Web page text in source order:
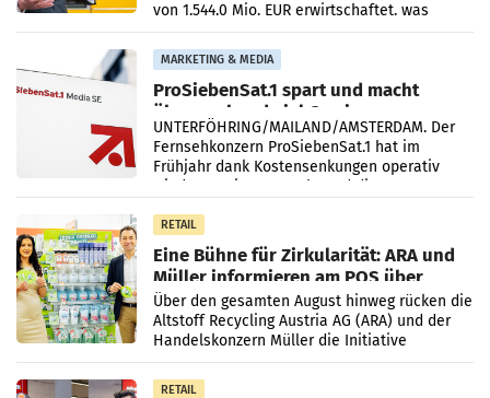
von 1.544,0 Mio. EUR erwirtschaftet, was
einem Plus von 3,8 Prozent gegenüber dem
Vergleichszeitraum
MARKETING & MEDIA
ProSiebenSat.1 spart und macht
überraschend viel Gewinn
UNTERFÖHRING/MAILAND/AMSTERDAM. Der
Fernsehkonzern ProSiebenSat.1 hat im
Frühjahr dank Kostensenkungen operativ
wieder Gewinn gemacht und die
RETAIL
Eine Bühne für Zirkularität: ARA und
Müller informieren am POS über
Kreislauffähigkeit
Über den gesamten August hinweg rücken die
Altstoff Recycling Austria AG (ARA) und der
Handelskonzern Müller die Initiative
„Kreislauf-Helden“ in allen österreichischen
Müller-Filialen
RETAIL